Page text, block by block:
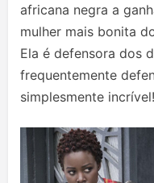
africana negra a
mulher mais bonita
Ela é defensora dos
frequentemente
simplesmente incrível!